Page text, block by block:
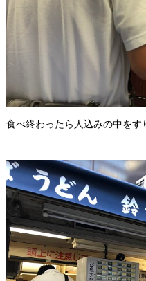
食べ終わったら人込みの中をす